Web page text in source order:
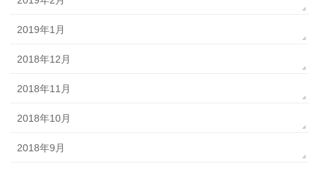
2019年1月
2018年12月
2018年11月
2018年10月
2018年9月